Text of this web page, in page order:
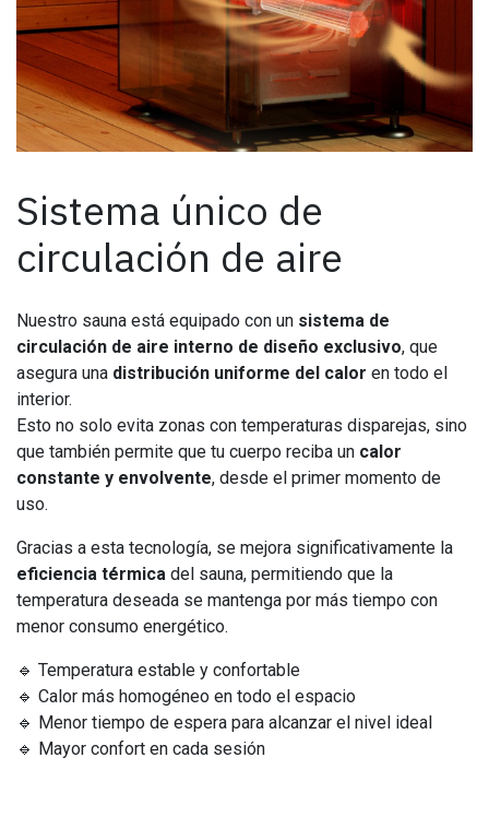
Sistema único de
circulación de aire
Nuestro sauna está equipado con un sistema de
circulación de aire interno de diseño exclusivo, que
asegura una distribución uniforme del calor en todo el
interior.
Esto no solo evita zonas con temperaturas disparejas, sino
que también permite que tu cuerpo reciba un calor
constante y envolvente, desde el primer momento de
uso.
Gracias a esta tecnología, se mejora significativamente la
eficiencia térmica del sauna, permitiendo que la
temperatura deseada se mantenga por más tiempo con
menor consumo energético.
🔹 Temperatura estable y confortable
🔹 Calor más homogéneo en todo el espacio
🔹 Menor tiempo de espera para alcanzar el nivel ideal
🔹 Mayor confort en cada sesión